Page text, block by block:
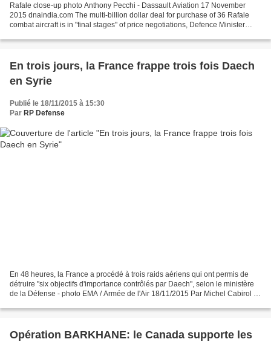
Rafale close-up photo Anthony Pecchi - Dassault Aviation 17 November
2015 dnaindia.com The multi-billion dollar deal for purchase of 36 Rafale
combat aircraft is in "final stages" of price negotiations, Defence Minister
En trois jours, la France frappe trois fois Daech
en Syrie
Publié le 18/11/2015 à 15:30
Par RP Defense
En 48 heures, la France a procédé à trois raids aériens qui ont permis de
détruire "six objectifs d'importance contrôlés par Daech", selon le ministère
de la Défense - photo EMA / Armée de l'Air 18/11/2015 Par Michel Cabirol –
Opération BARKHANE: le Canada supporte les